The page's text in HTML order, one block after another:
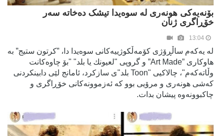
بۆنەیەکی هونەری لە سوەیدا تیشک دەخاتە سەر
خۆڕاگری ژنان
لە یەکەم ساڵڕۆژی کۆمەڵکوژییەکانی سوەیدا دا، ”كرتون ستيج” بە
هاوکاری ”Art Made” و گروپی "لعيونك يا بلد" "بۆ چاوەکانت
وڵاتەکەم"، چالاکیی "Toon بلد"ی سازکرد، ئامانج لێی دابینکردنی
کەشی هونەری و مرۆیی بوو کە ئەزموونەکانی خۆڕاگری و
چاکبوونەوە پیشان بدات.